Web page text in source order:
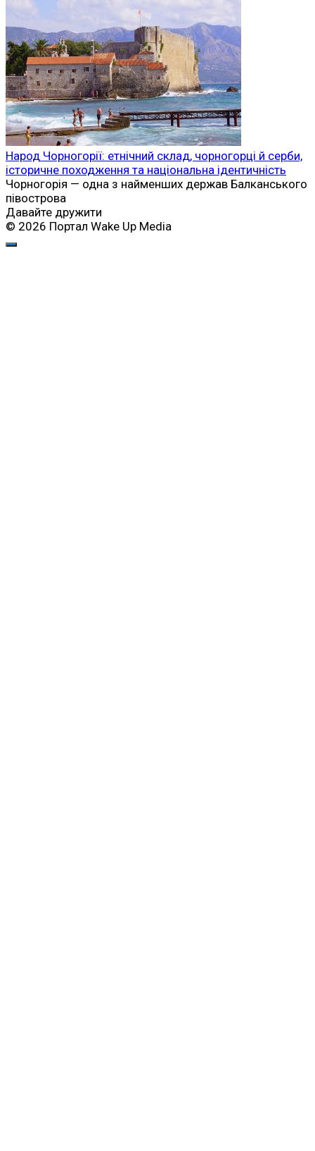
Народ Чорногорії: етнічний склад, чорногорці й серби,
історичне походження та національна ідентичність
Чорногорія — одна з найменших держав Балканського
півострова
Давайте дружити
© 2026 Портал Wake Up Media